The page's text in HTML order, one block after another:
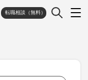
転職相談（無料）